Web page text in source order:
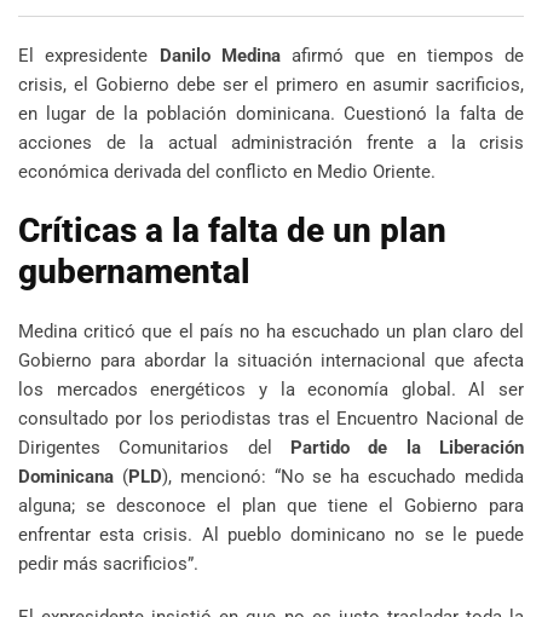
El expresidente Danilo Medinaafirmó que en tiempos de
crisis, el Gobierno debe ser el primero en asumir sacrificios,
en lugar de la población dominicana. Cuestionó la falta de
acciones de la actual administración frente a la crisis
económica derivada del conflicto en Medio Oriente.
Críticas a la falta de un plan
gubernamental
Medina criticó que el país no ha escuchado un plan claro del
Gobierno para abordar la situación internacional que afecta
los mercados energéticos y la economía global. Al ser
consultado por los periodistas tras el Encuentro Nacional de
Dirigentes Comunitarios del Partido de la Liberación
Dominicana (PLD), mencionó: “No se ha escuchado medida
alguna; se desconoce el plan que tiene el Gobierno para
enfrentar esta crisis. Al pueblo dominicano no se le puede
pedir más sacrificios”.